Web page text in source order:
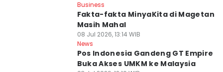
Business
Fakta-fakta MinyaKita di Magetan
Masih Mahal
08 Jul 2026, 13:14 WIB
News
Pos Indonesia Gandeng GT Empire
Buka Akses UMKM ke Malaysia